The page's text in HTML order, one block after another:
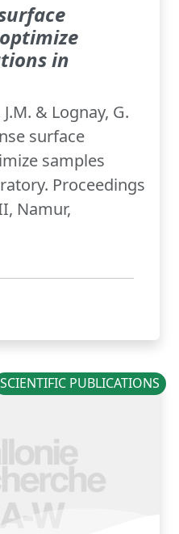
in
& Lognay, G.
surface
samples
Proceedings
Namur,
SCIENTIFIC PUBLICATIONS